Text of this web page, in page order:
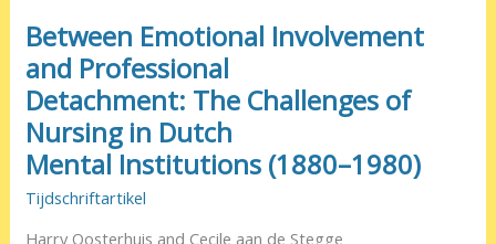
Between Emotional Involvement
and Professional
Detachment: The Challenges of
Nursing in Dutch
Mental Institutions (1880–1980)
Tijdschriftartikel
Harry Oosterhuis and Cecile aan de Stegge